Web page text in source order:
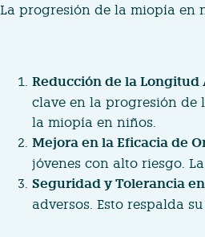
La progresión de la miopía en
Reducción de la Longitud
clave en la progresión de
la miopía en niños.
Mejora en la Eficacia de
jóvenes con alto riesgo.
Seguridad y Tolerancia
adversos. Esto respalda